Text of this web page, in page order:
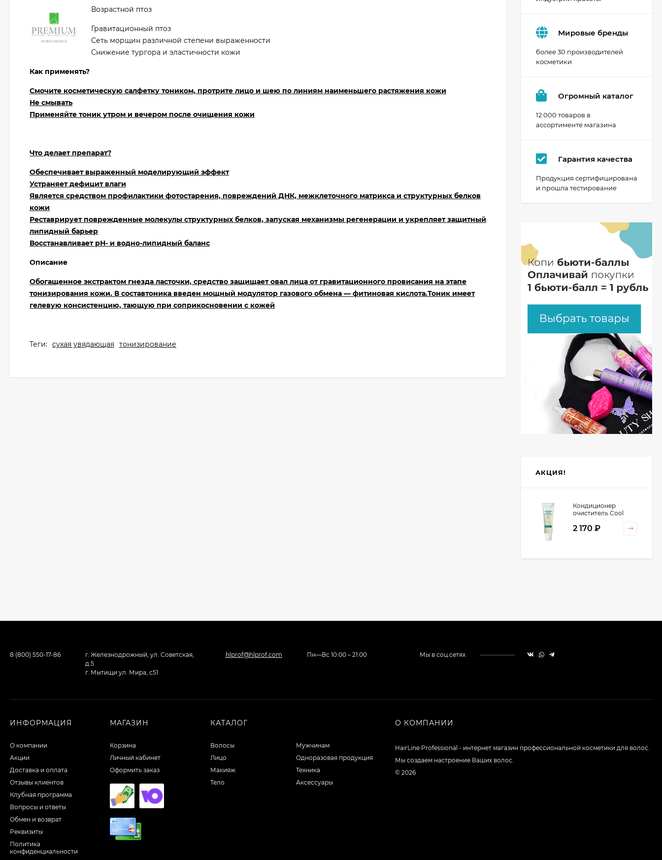
Возрастной птоз
Гравитационный птоз
Сеть морщин различной степени выраженности
Снижение тургора и эластичности кожи
Как применять?
Смочите косметическую салфетку тоником, протрите лицо и шею по линиям наименьшего растяжения кожи
Не смывать
Применяйте тоник утром и вечером после очищения кожи
Что делает препарат?
Обеспечивает выраженный моделирующий эффект
Устраняет дефицит влаги
Является средством профилактики фотостарения, повреждений ДНК, межклеточного матрикса и структурных белков
кожи
Реставрирует поврежденные молекулы структурных белков, запуская механизмы регенерации и укрепляет защитный
липидный барьер
Восстанавливает рН- и водно-липидный баланс
Описание
Обогащенное экстрактом гнезда ласточки, средство защищает овал лица от гравитационного провисания на этапе
тонизирования кожи. В составтоника введен мощный модулятор газового обмена — фитиновая кислота.Тоник имеет
гелевую консистенцию, тающую при соприкосновении с кожей
Теги: сухая увядающая тонизирование
Мировые бренды
более 30 производителей
косметики
Огромный каталог
12 000 товаров в
ассортименте магазина
Гарантия качества
Продукция сертифицирована
и прошла тестирование
АКЦИЯ!
Кондиционер
очиститель Cool
Cosmetics, 130 гр
2 170 ₽
8 (800) 550-17-86
г. Железнодрожный, ул. Советская,
д.5
г. Мытищи ул. Мира, с51
hlprof@hlprof.com Пн—Вс 10:00 – 21:00 Мы в соц.сетях
ИНФОРМАЦИЯ
О компании
Акции
Доставка и оплата
Отзывы клиентов
Клубная программа
Вопросы и ответы
Обмен и возврат
Реквизиты
Политика
конфиденциальности
МАГАЗИН
Корзина
Личный кабинет
Оформить заказ
КАТАЛОГ
Волосы
Лицо
Макияж
Тело
Мужчинам
Одноразовая продукция
Техника
Аксессуары
О КОМПАНИИ
HairLine Professional - интернет магазин профессиональной косметики для волос.
Мы создаем настроение Ваших волос.
© 2026